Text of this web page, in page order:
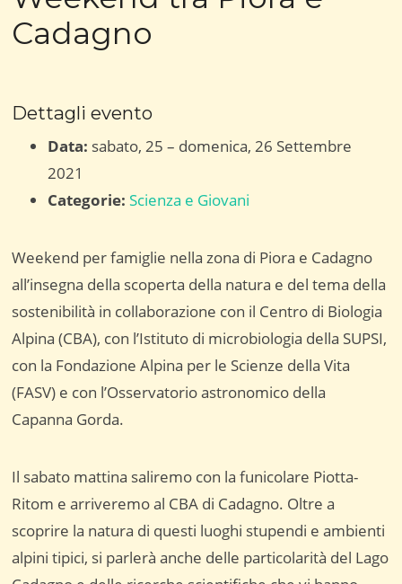
Cadagno
Dettagli evento
Data: sabato, 25 – domenica, 26 Settembre
2021
Categorie: Scienza e Giovani
Weekend per famiglie nella zona di Piora e Cadagno
all’insegna della scoperta della natura e del tema della
sostenibilità in collaborazione con il Centro di Biologia
Alpina (CBA), con l’Istituto di microbiologia della SUPSI,
con la Fondazione Alpina per le Scienze della Vita
(FASV) e con l’Osservatorio astronomico della
Capanna Gorda.
Il sabato mattina saliremo con la funicolare Piotta-
Ritom e arriveremo al CBA di Cadagno. Oltre a
scoprire la natura di questi luoghi stupendi e ambienti
alpini tipici, si parlerà anche delle particolarità del Lago